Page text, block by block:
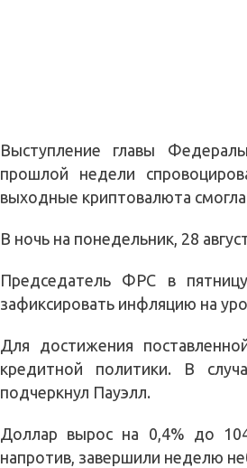
Выступление главы
прошлой недели
выходные криптовалюта
В ночь на понедельник, 28
Председатель ФРС в
зафиксировать инфляцию на
Для достижения
кредитной политики. В
подчеркнул Пауэлл.
Доллар вырос на 0,4% до
напротив, завершили неделю